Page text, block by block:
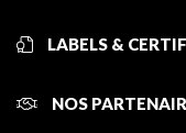
LABELS &
NOS